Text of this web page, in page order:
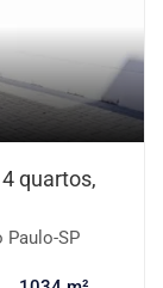
quartos,
Paulo-SP